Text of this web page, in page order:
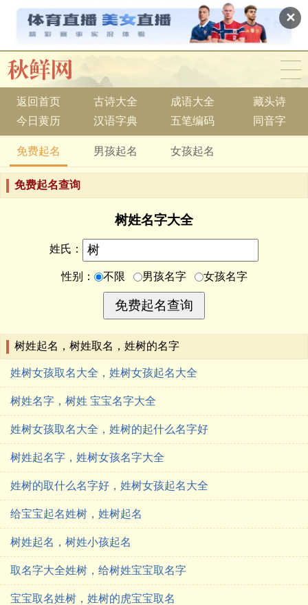
✕
返回首页 古诗大全 成语大全
藏头诗
今日黄历
汉语字典 五笔编码 同音字
免费起名 男孩起名 女孩起名
免费起名查询
树姓名字大全
姓氏：
性别： 不限 男孩名字 女孩名字
树姓起名，树姓取名，姓树的名字
姓树女孩取名大全，姓树女孩起名大全
树姓名字，树姓 宝宝名字大全
姓树女孩取名大全，姓树的起什么名字好
树姓起名字，姓树女孩名字大全
姓树的取什么名字好，姓树女孩起名大全
给宝宝起名姓树，姓树起名
树姓起名，树姓小孩起名
取名字大全姓树，给树姓宝宝取名字
宝宝取名姓树，姓树的虎宝宝取名